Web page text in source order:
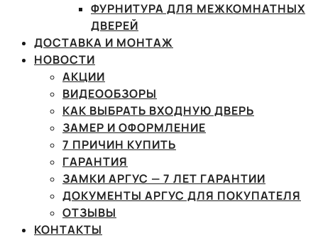
ФУРНИТУРА ДЛЯ МЕЖКОМНАТНЫХ
ДВЕРЕЙ
ДОСТАВКА И МОНТАЖ
НОВОСТИ
АКЦИИ
ВИДЕООБЗОРЫ
КАК ВЫБРАТЬ ВХОДНУЮ ДВЕРЬ
ЗАМЕР И ОФОРМЛЕНИЕ
7 ПРИЧИН КУПИТЬ
ГАРАНТИЯ
ЗАМКИ АРГУС — 7 ЛЕТ ГАРАНТИИ
ДОКУМЕНТЫ АРГУС ДЛЯ ПОКУПАТЕЛЯ
ОТЗЫВЫ
КОНТАКТЫ